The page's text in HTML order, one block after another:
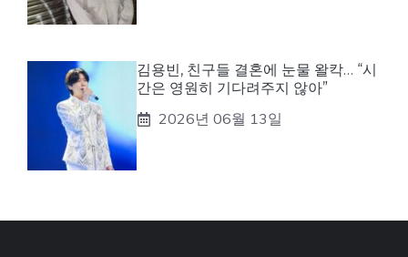
김용빈, 친구들 결혼에 눈물 왈칵… “시
간은 영원히 기다려주지 않아”
2026년 06월 13일